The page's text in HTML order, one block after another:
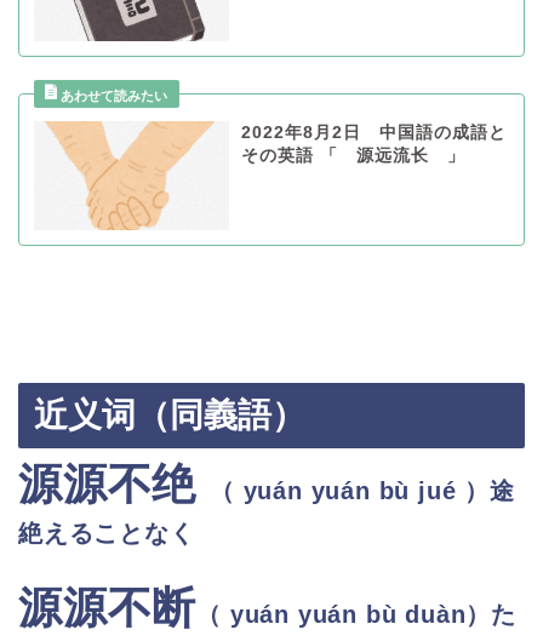
2022年8月2日 中国語の成語と
その英語 「 源远流长 」
近义词（同義語）
源源不绝
（ yuán yuán bù jué ）途
絶えることなく
源源不断 （ yuán yuán bù duàn）た